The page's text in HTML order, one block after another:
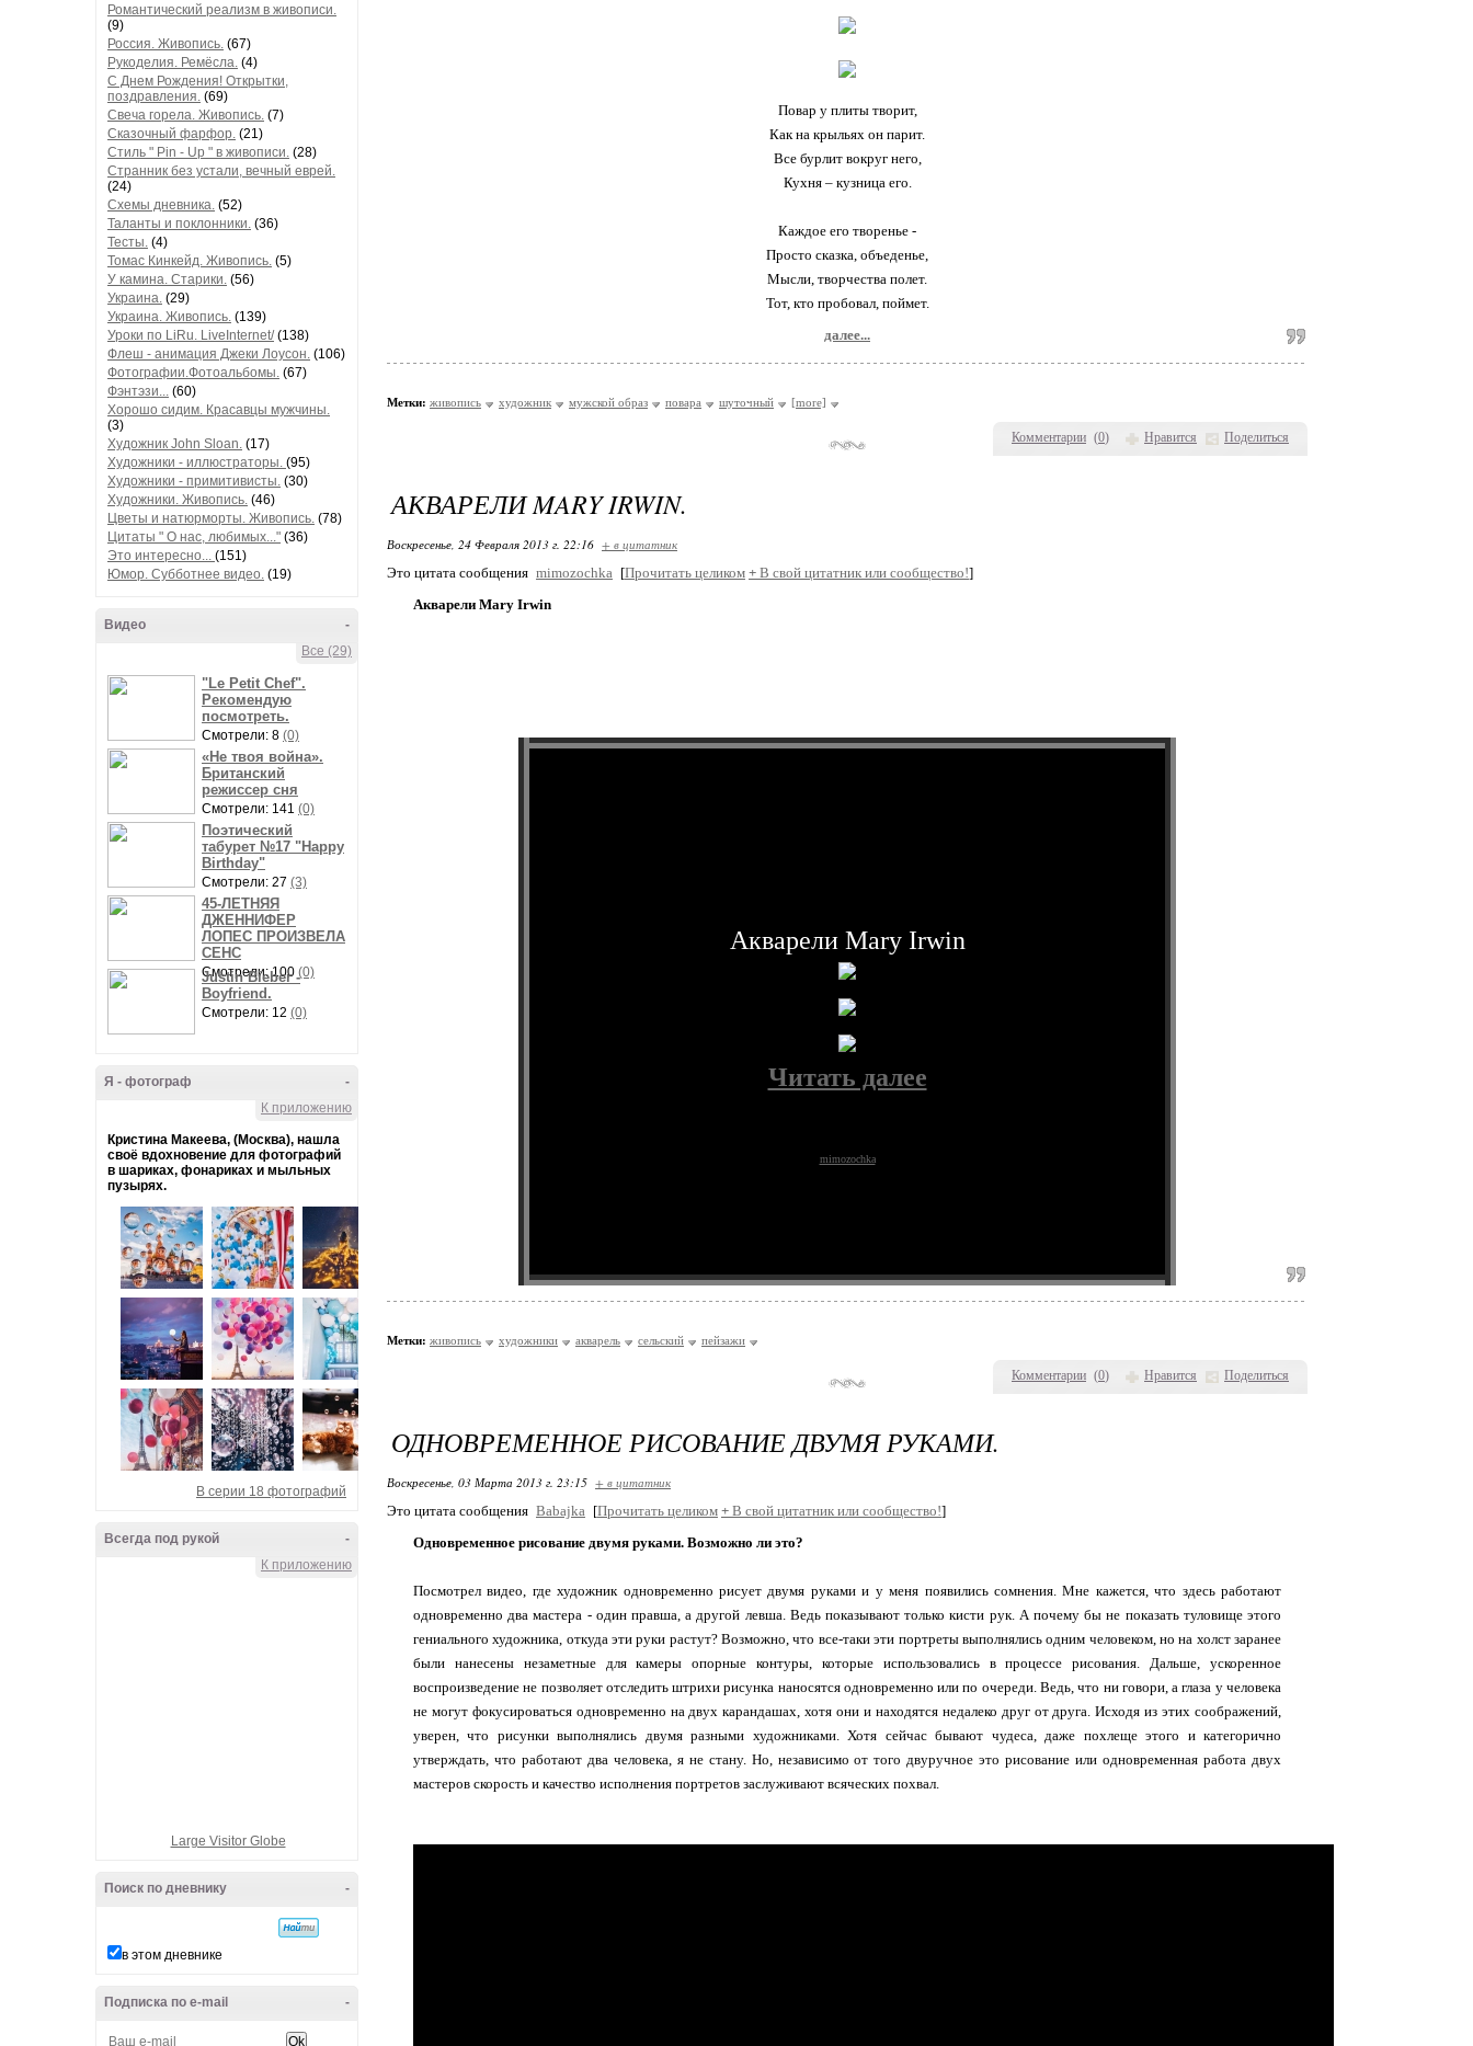
Романтический реализм в живописи.
(9)
Россия. Живопись. (67)
Рукоделия. Ремёсла. (4)
С Днем Рождения! Открытки,
поздравления. (69)
Свеча горела. Живопись. (7)
Сказочный фарфор. (21)
Стиль " Pin - Up " в живописи. (28)
Странник без устали, вечный еврей.
(24)
Схемы дневника. (52)
Таланты и поклонники. (36)
Тесты. (4)
Томас Кинкейд. Живопись. (5)
У камина. Старики. (56)
Украина. (29)
Украина. Живопись. (139)
Уроки по LiRu. LiveInternet/(138)
Флеш - анимация Джеки Лоусон. (106)
Фотографии.Фотоальбомы. (67)
Фэнтэзи... (60)
Хорошо сидим. Красавцы мужчины.
(3)
Художник John Sloan. (17)
Художники - иллюстраторы. (95)
Художники - примитивисты. (30)
Художники. Живопись. (46)
Цветы и натюрморты. Живопись. (78)
Цитаты " О нас, любимых..." (36)
Это интересно... (151)
Юмор. Субботнее видео. (19)
-
Видео
Все (29)
"Le Petit Chef".
Рекомендую
посмотреть.
Смотрели: 8 (0)
«Не твоя война».
Британский
режиссер сня
Смотрели: 141 (0)
Поэтический
табурет №17 "Happy
Birthday"
Смотрели: 27 (3)
45-ЛЕТНЯЯ
ДЖЕННИФЕР
ЛОПЕС ПРОИЗВЕЛА
СЕНС
Смотрели: 100 (0)
Justin Bieber -
Boyfriend.
Смотрели: 12 (0)
-
Я - фотограф
К приложению
Кристина Макеева, (Москва), нашла
своё вдохновение для фотографий
в шариках, фонариках и мыльных
пузырях.
В серии 18 фотографий
-
Всегда под рукой
К приложению
Large Visitor Globe
-
Поиск по дневнику
в этом дневнике
-
Подписка по e-mail
Комментарии (0) Нравится Поделиться
Повар у плиты творит,
Как на крыльях он парит.
Все бурлит вокруг него,
Кухня – кузница его.
Каждое его творенье -
Просто сказка, объеденье,
Мысли, творчества полет.
Тот, кто пробовал, поймет.
далее...
Метки: живопись художник мужской образ повара шуточный [more]
Комментарии (0) Нравится Поделиться
АКВАРЕЛИ MARY IRWIN.
Воскресенье, 24 Февраля 2013 г. 22:16 + в цитатник
Это цитата сообщения mimozochka [Прочитать целиком + В свой цитатник или сообщество!]
Акварели Mary Irwin
Акварели Mary Irwin
Читать далее
mimozochka
Метки: живопись художники акварель сельский пейзажи
ОДНОВРЕМЕННОЕ РИСОВАНИЕ ДВУМЯ РУКАМИ.
Воскресенье, 03 Марта 2013 г. 23:15 + в цитатник
Это цитата сообщения Babajka [Прочитать целиком + В свой цитатник или сообщество!]
Одновременное рисование двумя руками. Возможно ли это?
Посмотрел видео, где художник одновременно рисует двумя руками и у меня появились сомнения. Мне кажется, что здесь работают
одновременно два мастера - один правша, а другой левша. Ведь показывают только кисти рук. А почему бы не показать туловище этого
гениального художника, откуда эти руки растут? Возможно, что все-таки эти портреты выполнялись одним человеком, но на холст заранее
были нанесены незаметные для камеры опорные контуры, которые использовались в процессе рисования. Дальше, ускоренное
воспроизведение не позволяет отследить штрихи рисунка наносятся одновременно или по очереди. Ведь, что ни говори, а глаза у человека
не могут фокусироваться одновременно на двух карандашах, хотя они и находятся недалеко друг от друга. Исходя из этих соображений,
уверен, что рисунки выполнялись двумя разными художниками. Хотя сейчас бывают чудеса, даже похлеще этого и категорично
утверждать, что работают два человека, я не стану. Но, независимо от того двуручное это рисование или одновременная работа двух
мастеров скорость и качество исполнения портретов заслуживают всяческих похвал.